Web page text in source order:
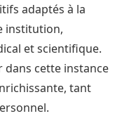
adaptés à la
institution,
et scientifique.
dans cette instance
tant